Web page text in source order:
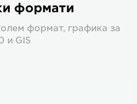
формати
формат, графика за
и GIS